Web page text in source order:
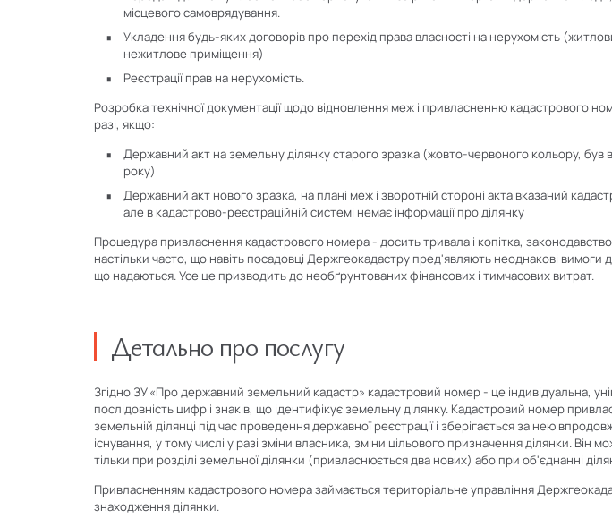
місцевого самоврядування.
Укладення будь-яких договорів про перехід права власності на нерухомість
нежитлове приміщення)
Реєстрації прав на нерухомість.
Розробка технічної документації щодо відновлення меж і привласненню кадастрового
разі, якщо:
Державний акт на земельну ділянку старого зразка (жовто-червоного кольору, був
року)
Державний акт нового зразка, на плані меж і зворотній стороні акта вказаний
але в кадастрово-реєстраційній системі немає інформації про ділянку
Процедура привласнення кадастрового номера - досить тривала і копітка, законодавство
настільки часто, що навіть посадовці Держгеокадастру пред'являють неоднакові вимоги
що надаються. Усе це призводить до необґрунтованих фінансових і тимчасових витрат.
Детально про послугу
Згідно ЗУ «Про державний земельний кадастр» кадастровий номер - це індивідуальна,
послідовність цифр і знаків, що ідентифікує земельну ділянку. Кадастровий номер
земельній ділянці під час проведення державної реєстрації і зберігається за нею
існування, у тому числі у разі зміни власника, зміни цільового призначення ділянки. Він
тільки при розділі земельної ділянки (привласнюється два нових) або при об'єднанні
Привласненням кадастрового номера займається територіальне управління
знаходження ділянки.